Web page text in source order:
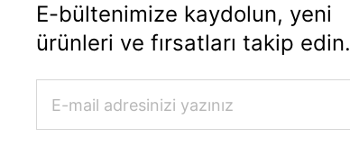
E-bültenimize kaydolun, yeni
ürünleri ve fırsatları takip edin.